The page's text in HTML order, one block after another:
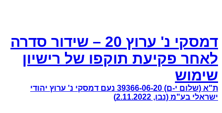
דמסקי נ' ערוץ 20 – שידור סדרה
לאחר פקיעת תוקפו של רישיון
שימוש
ת"א (שלום י-ם) 39366-06-20 נעם דמסקי נ' ערוץ יהודי
ישראלי בע"מ (נבו, 2.11.2022)